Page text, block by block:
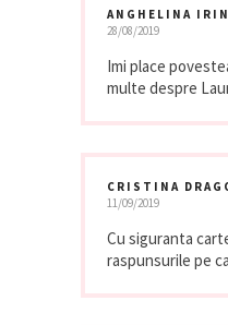
ANGHELINA
28/08/2019
Imi place
multe despre
CRISTINA
11/09/2019
Cu siguranta
raspunsurile pe